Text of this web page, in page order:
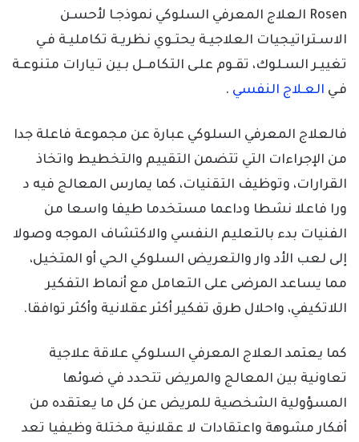
Rosen العلاج المعرفي السلوكي نموذجـا لأحسـن
الاسـتراتيجيات العلاجيـة يحتـوي نظريـة تكامليـة فـي
تغييـر السـلوك، تقـوم علـى التكامــل بـين تـيارات متنوعـة
فـي العـلاج النفسي .
فالعلاج المعرفي السلوكي عبارة عن مجموعة فاعلة جدا
من الإجراءات التي تتضمن التقييم والتخطيط واتخاذ
القرارات، وتوظيف التقنيات، كما يمارس المعالج فيه د
ورا فاعلا نشطا وداعما مستخدما طيفا واسعا من
الفنيات بدء بالتعليم النفسي والاكتشاف الموجه وصولا
إلى لعب الأد وار والتعريض السلوكي الحي أو المتخيل،
مما يساعد المرضى على التعامل مع أنماط التفكير
اللاتكيفي، واحلال طرق تفكير أكثر عقلانية وأكثر توافقا.
كما يعتمد العلاج المعرفي السلوكي علاقة علاجية
تعاونية بين المعالج والمريض تتحدد في ضوئها
المسؤولية الشخصية للمريض عن كل ما يعتقده من
أفكار مشوهة واعتقادات لا عقلانية مختلة وظيفيا تعد